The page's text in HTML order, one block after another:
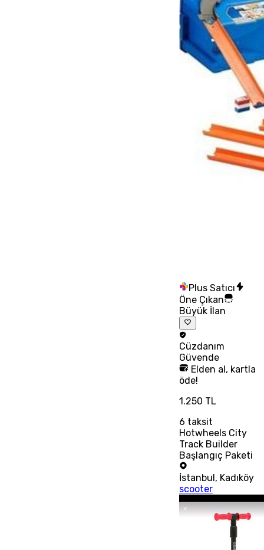
Plus Satıcı
Öne Çıkan
Büyük İlan
Cüzdanım
Güvende
Elden al, kartla
öde!
1.250 TL
6 taksit
Hotwheels City
Track Builder
Başlangıç Paketi
İstanbul , Kadıköy
scooter